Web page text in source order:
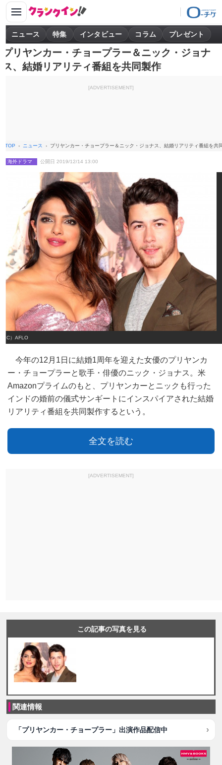
ニュース 特集 インタビュー コラム プレゼント
プリヤンカー・チョープラー＆ニック・ジョナ
ス、結婚リアリティ番組を共同製作
[ADVERTISEMENT]
TOP ニュース プリヤンカー・チョープラー＆ニック・ジョナス、結婚リアリティ番組を共
海外ドラマ 公開日 2019/12/14 13:00
（C）AFLO
今年の12月1日に結婚1周年を迎えた女優のプリヤンカ
ー・チョープラーと歌手・俳優のニック・ジョナス。米
Amazonプライムのもと、プリヤンカーとニックも行った
インドの婚前の儀式サンギートにインスパイアされた結婚
リアリティ番組を共同製作するという。
全文を読む
[ADVERTISEMENT]
この記事の写真を見る
関連情報
「プリヤンカー・チョープラー」出演作品配信中